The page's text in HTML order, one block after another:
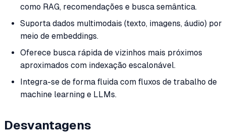
como RAG, recomendações e busca semântica.
Suporta dados multimodais (texto, imagens, áudio) por
meio de embeddings.
Oferece busca rápida de vizinhos mais próximos
aproximados com indexação escalonável.
Integra-se de forma fluida com fluxos de trabalho de
machine learning e LLMs.
Desvantagens